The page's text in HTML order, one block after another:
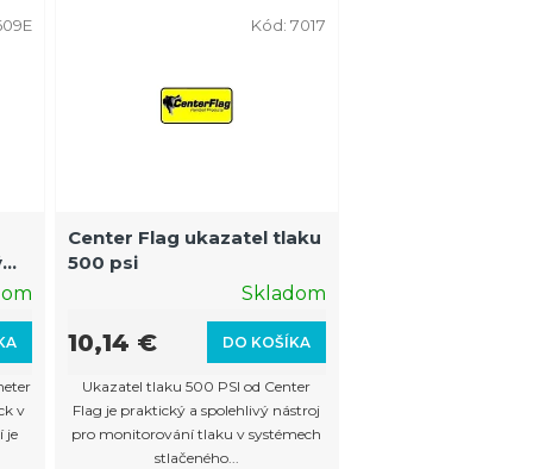
o
u
k
t
o
v
je
Center Flag ukazatel tlaku
500 psi
Skladom
DO KOŠÍKA
10,14 €
Ukazatel tlaku 500 PSI od Center
Flag je praktický a spolehlivý nástroj
pro monitorování tlaku v systémech
stlačeného...
Kód:7017